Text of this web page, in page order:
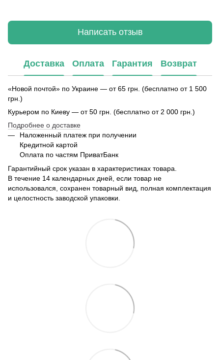
Написать отзыв
Доставка Оплата Гарантия Возврат
«Новой почтой» по Украине — от 65 грн. (бесплатно от 1 500
грн.)
Курьером по Киеву — от 50 грн. (бесплатно от 2 000 грн.)
Подробнее о доставке
Наложенный платеж при получении
Кредитной картой
Оплата по частям ПриватБанк
Гарантийный срок указан в характеристиках товара.
В течение 14 календарных дней, если товар не
использовался, сохранен товарный вид, полная комплектация
и целостность заводской упаковки.